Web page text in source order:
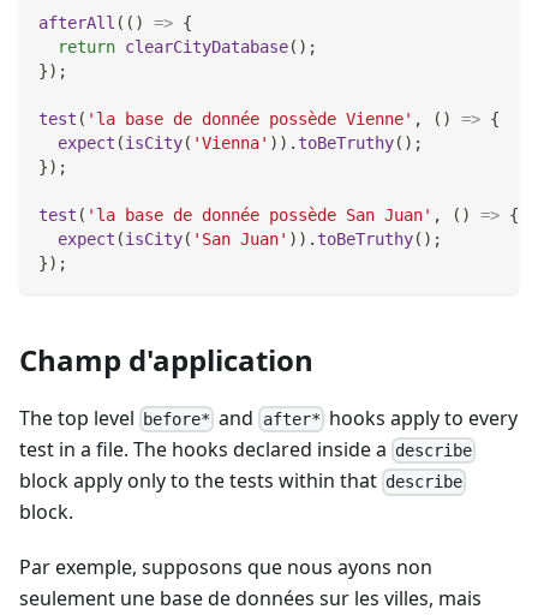
afterAll ( ( ) => {
return clearCityDatabase( ) ;
}) ;
test ( 'la base de donnée possède Vienne' , ( ) => {
expect (isCity( 'Vienna' ) ) . toBeTruthy( ) ;
}) ;
test ( 'la base de donnée possède San Juan' , ( ) => {
expect (isCity( 'San Juan' ) ) . toBeTruthy( ) ;
}) ;
Champ d'application
The top level before* and after* hooks apply to every
test in a file. The hooks declared inside a describe
block apply only to the tests within that describe
block.
Par exemple, supposons que nous ayons non
seulement une base de données sur les villes, mais